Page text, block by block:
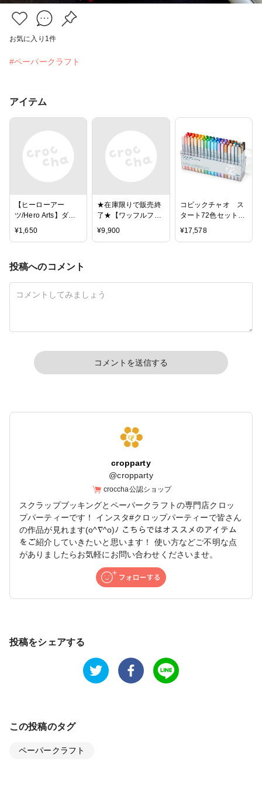
お気に入り 1 件
#ペーパークラフト
アイテム
【ヒーローアー
ツ/Hero Arts】ダイ -
Typewriter
¥1,650
★在庫限りで販売終
了★【ワッフルフラ
ワー/waffle flower】
スタンプインクパッ
¥9,900
コピックチャオ ス
タート72色セット
12503047
¥17,578
投稿へのコメント
コメントを送信する
cropparty
@cropparty
croccha公認ショップ
スクラップブッキングとペーパークラフトの専門店クロッ
プパーティーです！ インスタ#クロップパーティーで皆さん
の作品が見れます(o^∇^o)ﾉ こちらではオススメのアイテム
をご紹介していきたいと思います！ 使い方などご不明な点
がありましたらお気軽にお問い合わせくださいませ。
投稿をシェアする
この投稿のタグ
ペーパークラフト